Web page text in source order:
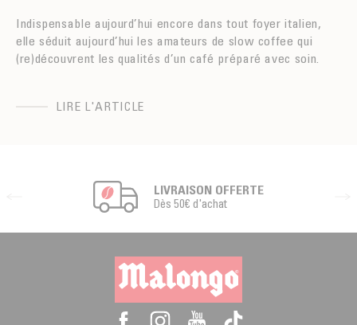
Indispensable aujourd’hui encore dans tout foyer italien,
elle séduit aujourd’hui les amateurs de slow coffee qui
(re)découvrent les qualités d’un café préparé avec soin.
LIRE L'ARTICLE
LIVRAISON OFFERTE
Dès 50€ d'achat